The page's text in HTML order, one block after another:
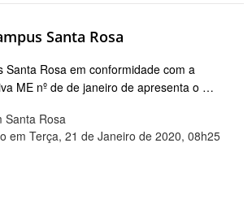
Santa Rosa
Santa Rosa em conformidade com a
ME nº de de janeiro de apresenta o …
Santa Rosa
em Terça, 21 de Janeiro de 2020, 08h25